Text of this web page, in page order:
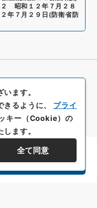
昭和１２年７月２８
年７月２９日 (防衛省防
示する
ます。
るように、 プライ
キー（Cookie）の
ます。
全て同意